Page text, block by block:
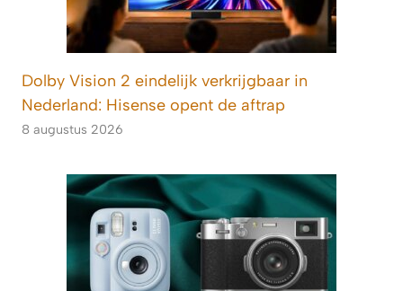
Dolby Vision 2 eindelijk verkrijgbaar in
Nederland: Hisense opent de aftrap
8 augustus 2026